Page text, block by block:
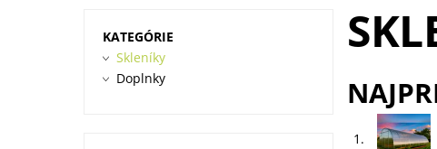
1.
KATEGÓRIE
Skleníky
Doplnky